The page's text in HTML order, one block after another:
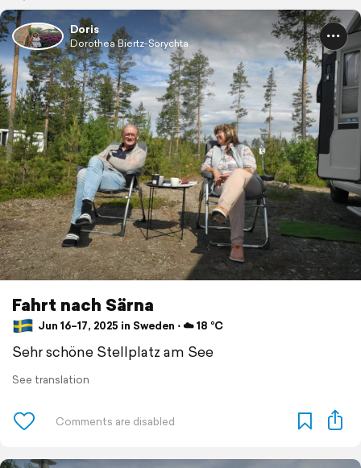
Doris
Dorothea Biertz-Sorychta
Fahrt nach Särna
Jun 16–17, 2025 in Sweden ⋅ ☁️ 18 °C
Sehr schöne Stellplatz am See
See translation